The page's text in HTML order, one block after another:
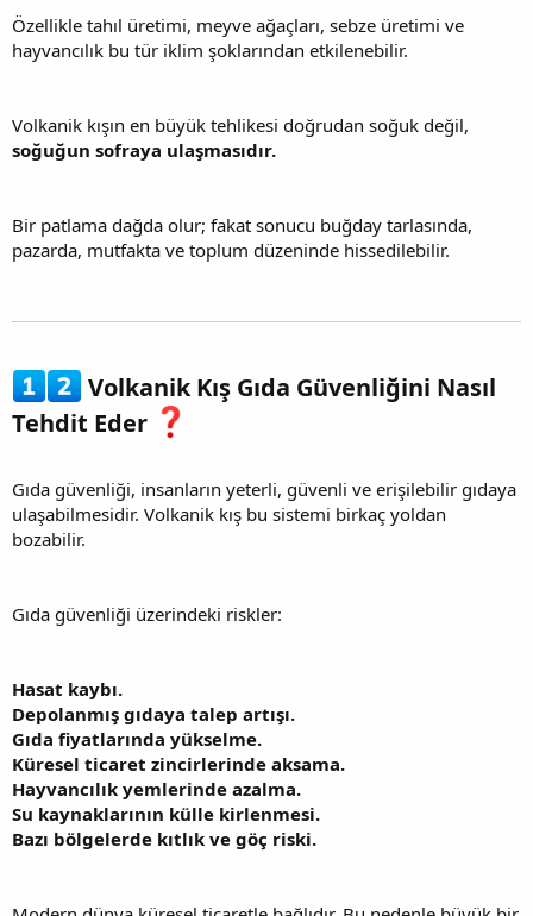
Özellikle tahıl üretimi, meyve ağaçları, sebze üretimi ve
hayvancılık bu tür iklim şoklarından etkilenebilir.
Volkanik kışın en büyük tehlikesi doğrudan soğuk değil,
soğuğun sofraya ulaşmasıdır.
Bir patlama dağda olur; fakat sonucu buğday tarlasında,
pazarda, mutfakta ve toplum düzeninde hissedilebilir.
Volkanik Kış Gıda Güvenliğini Nasıl
Tehdit Eder
Gıda güvenliği, insanların yeterli, güvenli ve erişilebilir gıdaya
ulaşabilmesidir. Volkanik kış bu sistemi birkaç yoldan
bozabilir.
Gıda güvenliği üzerindeki riskler:
Hasat kaybı.
Depolanmış gıdaya talep artışı.
Gıda fiyatlarında yükselme.
Küresel ticaret zincirlerinde aksama.
Hayvancılık yemlerinde azalma.
Su kaynaklarının külle kirlenmesi.
Bazı bölgelerde kıtlık ve göç riski.